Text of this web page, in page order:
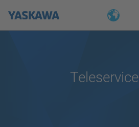
Teleservice